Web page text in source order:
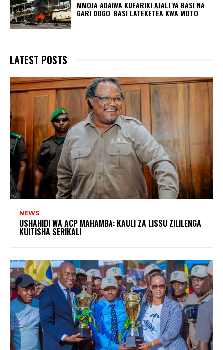
MMOJA ADAIWA KUFARIKI AJALI YA BASI NA
GARI DOGO, BASI LATEKETEA KWA MOTO
LATEST POSTS
NEWS
USHAHIDI WA ACP MAHAMBA: KAULI ZA LISSU ZILILENGA
KUITISHA SERIKALI